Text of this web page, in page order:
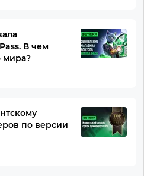
В чем
мира?
по версии